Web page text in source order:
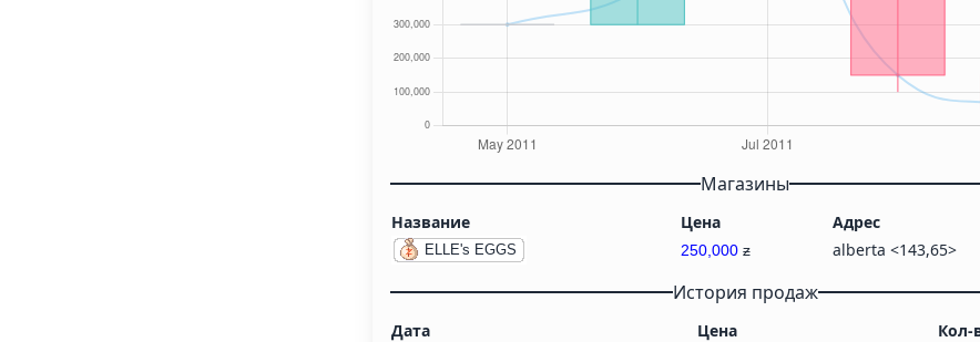
Магазины
Название Цена Адрес
ELLE's EGGS 250,000 ƶ alberta <143,65>
История продаж
Дата Цена
Кол-